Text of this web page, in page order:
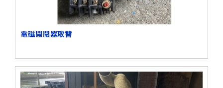
電磁開閉器取替